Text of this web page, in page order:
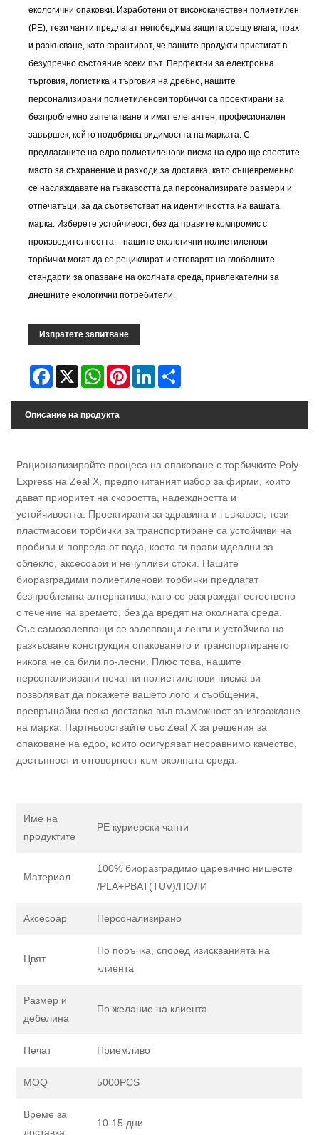
екологични опаковки. Изработени от висококачествен полиетилен
(PE), тези чанти предлагат непобедима защита срещу влага, прах
и разкъсване, като гарантират, че вашите продукти пристигат в
безупречно състояние всеки път. Перфектни за електронна
търговия, логистика и търговия на дребно, нашите
персонализирани полиетиленови торбички са проектирани за
безпроблемно запечатване и имат елегантен, професионален
завършек, който подобрява видимостта на марката. С
предлаганите на едро полиетиленови писма на едро ще спестите
място за съхранение и разходи за доставка, като същевременно
се наслаждавате на гъвкавостта да персонализирате размери и
отпечатъци, за да съответстват на идентичността на вашата
марка. Изберете устойчивост, без да правите компромис с
производителността – нашите екологични полиетиленови
торбички могат да се рециклират и отговарят на глобалните
стандарти за опазване на околната среда, привлекателни за
днешните екологични потребители.
Изпратете запитване
Facebook
X WhatsAppPinterestLinkedIn
Описание на продукта
Рационализирайте процеса на опаковане с торбичките Poly
Express на Zeal X, предпочитаният избор за фирми, които
дават приоритет на скоростта, надеждността и
устойчивостта. Проектирани за здравина и гъвкавост, тези
пластмасови торбички за транспортиране са устойчиви на
пробиви и повреда от вода, което ги прави идеални за
облекло, аксесоари и нечупливи стоки. Нашите
биоразградими полиетиленови торбички предлагат
безпроблемна алтернатива, като се разграждат естествено
с течение на времето, без да вредят на околната среда.
Със самозалепващи се залепващи ленти и устойчива на
разкъсване конструкция опаковането и транспортирането
никога не са били по-лесни. Плюс това, нашите
персонализирани печатни полиетиленови писма ви
позволяват да покажете вашето лого и съобщения,
превръщайки всяка доставка във възможност за изграждане
на марка. Партньорствайте със Zeal X за решения за
опаковане на едро, които осигуряват несравнимо качество,
достъпност и отговорност към околната среда.
Име на
продуктите
PE куриерски чанти
Материал
100% биоразградимо царевично нишесте
/PLA+PBAT(TUV)/ПОЛИ
Аксесоар Персонализирано
Цвят
По поръчка, според изискванията на
клиента
Размер и
дебелина
По желание на клиента
Печат Приемливо
MOQ 5000PCS
Време за
доставка
10-15 дни